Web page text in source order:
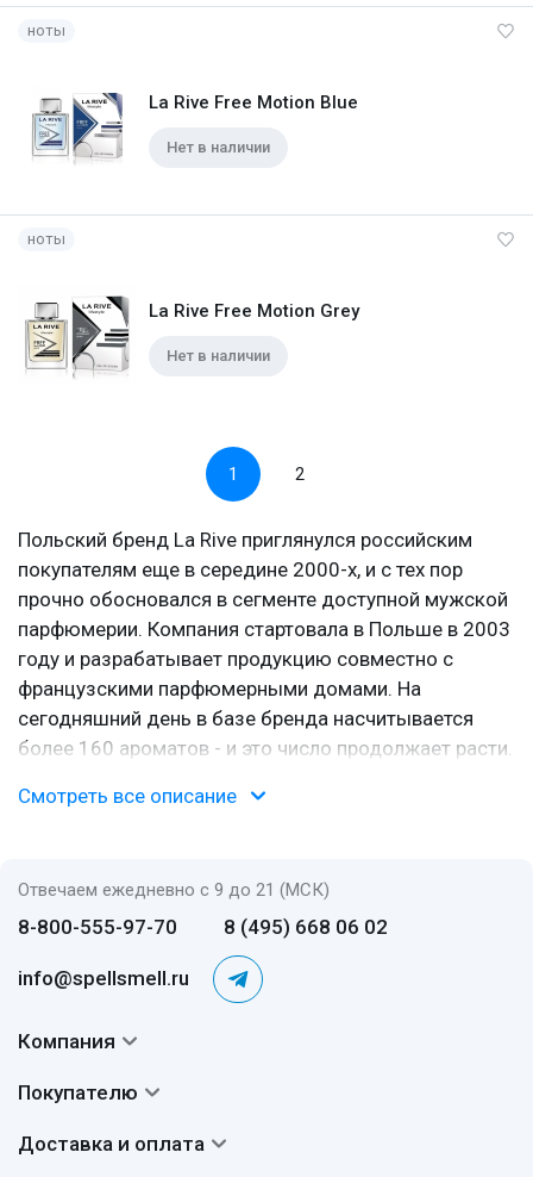
ноты
La Rive Free Motion Blue
Нет в наличии
ноты
La Rive Free Motion Grey
Нет в наличии
1 2
Польский бренд La Rive приглянулся российским
покупателям еще в середине 2000-х, и с тех пор
прочно обосновался в сегменте доступной мужской
парфюмерии. Компания стартовала в Польше в 2003
году и разрабатывает продукцию совместно с
французскими парфюмерными домами. На
сегодняшний день в базе бренда насчитывается
более 160 ароматов - и это число продолжает расти.
оба варианта прижились.
Что отличает «Ла Рив» от многих марок в своей
ценовой категории? Парфюмерные композиции
создаются в коллаборации с известными
французскими компаниями, при этом соблюдается
полное время мацерации. Проще говоря, ароматы не
Собственная современная фабрика оснащена
стандартам. Колпачки и флаконы производятся по
Смотреть все описание
Отвечаем ежедневно с 9 до 21 (МСК)
8-800-555-97-70 8 (495) 668 06 02
info@spellsmell.ru
Компания
Авторы
Покупателю
Доставка и оплата